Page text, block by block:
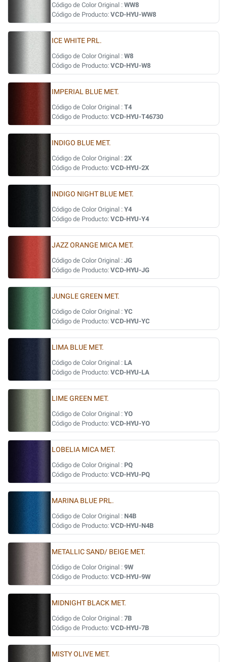
Código de Color Original : WW8
Código de Producto: VCD-HYU-WW8
ICE WHITE PRL.
Código de Color Original : W8
Código de Producto: VCD-HYU-W8
IMPERIAL BLUE MET.
Código de Color Original : T4
Código de Producto: VCD-HYU-T46730
INDIGO BLUE MET.
Código de Color Original : 2X
Código de Producto: VCD-HYU-2X
INDIGO NIGHT BLUE MET.
Código de Color Original : Y4
Código de Producto: VCD-HYU-Y4
JAZZ ORANGE MICA MET.
Código de Color Original : JG
Código de Producto: VCD-HYU-JG
JUNGLE GREEN MET.
Código de Color Original : YC
Código de Producto: VCD-HYU-YC
LIMA BLUE MET.
Código de Color Original : LA
Código de Producto: VCD-HYU-LA
LIME GREEN MET.
Código de Color Original : YO
Código de Producto: VCD-HYU-YO
LOBELIA MICA MET.
Código de Color Original : PQ
Código de Producto: VCD-HYU-PQ
MARINA BLUE PRL.
Código de Color Original : N4B
Código de Producto: VCD-HYU-N4B
METALLIC SAND/ BEIGE MET.
Código de Color Original : 9W
Código de Producto: VCD-HYU-9W
MIDNIGHT BLACK MET.
Código de Color Original : 7B
Código de Producto: VCD-HYU-7B
MISTY OLIVE MET.